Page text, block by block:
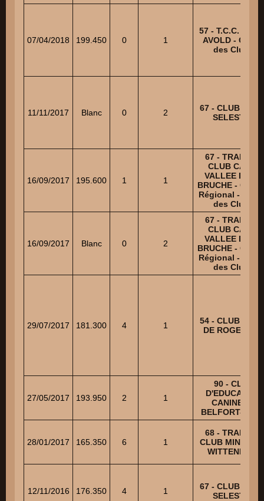
07/04/2018 199.450 0 1
57 - T.C.C.
AVOLD -
des Clubs
11/11/2017 Blanc 0 2
67 - CLUB
SELESTAT
16/09/2017 195.600 1 1
67 - TRAINING
CLUB CANIN
VALLEE DE LA
BRUCHE -
Régional -
des Clubs
16/09/2017 Blanc 0 2
67 - TRAINING
CLUB CANIN
VALLEE DE LA
BRUCHE -
Régional -
des Clubs
29/07/2017 181.300 4 1
54 - CLUB
DE ROGEVILLE
27/05/2017 193.950 2 1
90 - CLUB
D'EDUCATION
CANINE DE
BELFORT-
28/01/2017 165.350 6 1
68 - TRAINING
CLUB MINIER
WITTENHEIM
12/11/2016 176.350 4 1
67 - CLUB
SELESTAT